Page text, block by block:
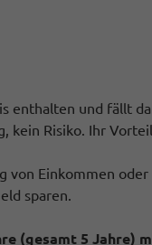
enthalten und fällt
kein Risiko. Ihr
von Einkommen
sparen.
(gesamt 5 Jahre)